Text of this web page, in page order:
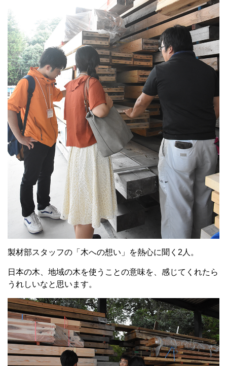
製材部スタッフの「木への想い」を熱心に聞く2人。
日本の木、地域の木を使うことの意味を、感じてくれたら
うれしいなと思います。